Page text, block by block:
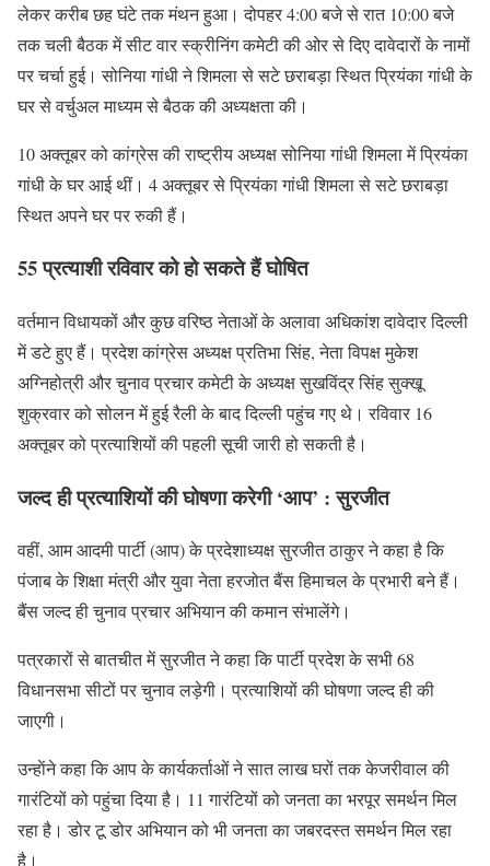
लेकर करीब छह घंटे तक मंथन हुआ। दोपहर 4:00 बजे से रात 10:00 बजे
तक चली बैठक में सीट वार स्क्रीनिंग कमेटी की ओर से दिए दावेदारों के नामों
पर चर्चा हुई। सोनिया गांधी ने शिमला से सटे छराबड़ा स्थित प्रियंका गांधी के
घर से वर्चुअल माध्यम से बैठक की अध्यक्षता की।
10 अक्तूबर को कांग्रेस की राष्ट्रीय अध्यक्ष सोनिया गांधी शिमला में प्रियंका
गांधी के घर आई थीं। 4 अक्तूबर से प्रियंका गांधी शिमला से सटे छराबड़ा
स्थित अपने घर पर रुकी हैं।
55 प्रत्याशी रविवार को हो सकते हैं घोषित
वर्तमान विधायकों और कुछ वरिष्ठ नेताओं के अलावा अधिकांश दावेदार दिल्ली
में डटे हुए हैं। प्रदेश कांग्रेस अध्यक्ष प्रतिभा सिंह, नेता विपक्ष मुकेश
अग्निहोत्री और चुनाव प्रचार कमेटी के अध्यक्ष सुखविंद्र सिंह सुक्खू
शुक्रवार को सोलन में हुई रैली के बाद दिल्ली पहुंच गए थे। रविवार 16
अक्तूबर को प्रत्याशियों की पहली सूची जारी हो सकती है।
जल्द ही प्रत्याशियों की घोषणा करेगी ‘आप’ : सुरजीत
वहीं, आम आदमी पार्टी (आप) के प्रदेशाध्यक्ष सुरजीत ठाकुर ने कहा है कि
पंजाब के शिक्षा मंत्री और युवा नेता हरजोत बैंस हिमाचल के प्रभारी बने हैं।
बैंस जल्द ही चुनाव प्रचार अभियान की कमान संभालेंगे।
पत्रकारों से बातचीत में सुरजीत ने कहा कि पार्टी प्रदेश के सभी 68
विधानसभा सीटों पर चुनाव लड़ेगी। प्रत्याशियों की घोषणा जल्द ही की
जाएगी।
उन्हाेंने कहा कि आप के कार्यकर्ताओं ने सात लाख घरों तक केजरीवाल की
गारंटियों को पहुंचा दिया है। 11 गारंटियों को जनता का भरपूर समर्थन मिल
रहा है। डोर टू डोर अभियान को भी जनता का जबरदस्त समर्थन मिल रहा
है।